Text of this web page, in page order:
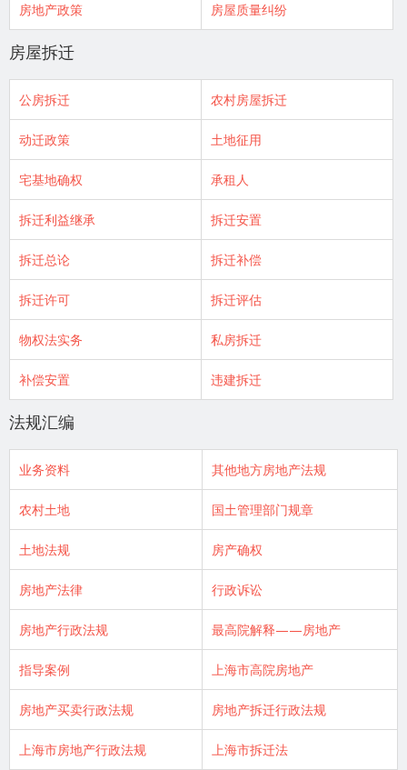
房地产政策 房屋质量纠纷
房屋拆迁
公房拆迁 农村房屋拆迁
动迁政策 土地征用
宅基地确权 承租人
拆迁利益继承 拆迁安置
拆迁总论 拆迁补偿
拆迁许可 拆迁评估
物权法实务 私房拆迁
补偿安置 违建拆迁
法规汇编
业务资料 其他地方房地产法规
农村土地 国土管理部门规章
土地法规 房产确权
房地产法律 行政诉讼
房地产行政法规 最高院解释——房地产
指导案例 上海市高院房地产
房地产买卖行政法规 房地产拆迁行政法规
上海市房地产行政法规 上海市拆迁法